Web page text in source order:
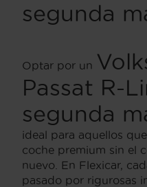
segunda
Optar por un
Passat R-
segunda
ideal para aquellos
coche premium sin el
nuevo. En Flexicar,
pasado por rigurosas